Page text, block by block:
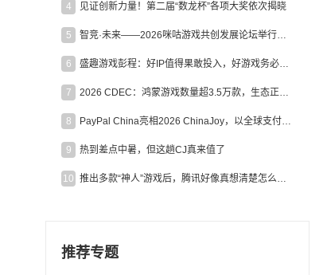
4 见证创新力量！第二届“数龙杯”各项大奖依次揭晓
5 智竞·未来——2026咪咕游戏共创发展论坛举行：聚力精品内容、AI创作与电竞生态，共建高品质益智健康游戏社区
6 盛趣游戏彭程：好IP值得果敢投入，好游戏务必长效经营
7 2026 CDEC：鸿蒙游戏数量超3.5万款，生态正循环加速产业高质量发展
8 PayPal China亮相2026 ChinaJoy，以全球支付能力助力中国游戏企业深化全球运营
9 热到差点中暑，但这趟CJ真来值了
10 推出多款“神人”游戏后，腾讯好像真想清楚怎么做二次元了
推荐专题